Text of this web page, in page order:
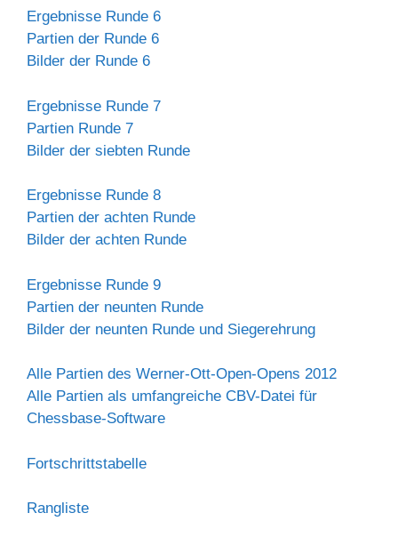
Ergebnisse Runde 6
Partien der Runde 6
Bilder der Runde 6
Ergebnisse Runde 7
Partien Runde 7
Bilder der siebten Runde
Ergebnisse Runde 8
Partien der achten Runde
Bilder der achten Runde
Ergebnisse Runde 9
Partien der neunten Runde
Bilder der neunten Runde und Siegerehrung
Alle Partien des Werner-Ott-Open-Opens 2012
Alle Partien als umfangreiche CBV-Datei für
Chessbase-Software
Fortschrittstabelle
Rangliste